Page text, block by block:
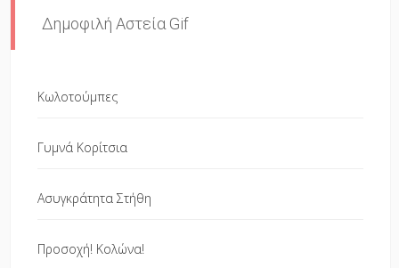
Δημοφιλή Αστεία Gif
Κωλοτούμπες
Γυμνά Κορίτσια
Ασυγκράτητα Στήθη
Προσοχή! Κολώνα!